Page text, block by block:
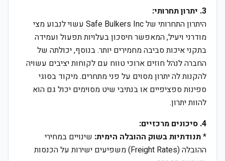
3. יתרון תחרותי:
היתרון התחרותי של Safe Bulkers Inc עשוי לנבוע מצי
מודרני ויעיל, המאפשר חיסכון בעלויות תפעול ועמידה
בתקני איכות סביבה מחמירים יותר. בנוסף, יכולתה של
החברה לנהל חוזים ארוכי טווח עם לקוחות יציבים עשויה
להקנות לה יתרון מסוים על פני מתחרים. מיקוד בסוגי
ספינות ספציפיים או בנתיבי שיט מסוימים יכול גם הוא
להוות יתרון.
4. סיכונים מרכזיים:
*תנודתיות בשוק ההובלה הימית: שינויים במחירי
ההובלה (Freight Rates) משפיעים ישירות על הכנסות